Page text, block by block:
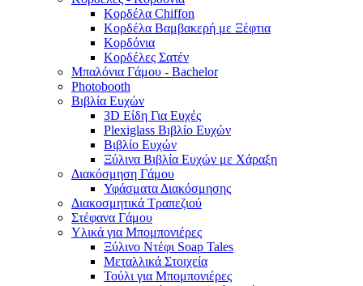
Κορδέλα Chiffon
Κορδέλα Βαμβακερή με Ξέφτια
Κορδόνια
Κορδέλες Σατέν
Μπαλόνια Γάμου - Bachelor
Photobooth
Βιβλία Ευχών
3D Είδη Για Ευχές
Plexiglass Βιβλίο Ευχών
Βιβλίο Ευχών
Ξύλινα Βιβλία Ευχών με Χάραξη
Διακόσμηση Γάμου
Υφάσματα Διακόσμησης
Διακοσμητικά Τραπεζιού
Στέφανα Γάμου
Υλικά για Μπομπονιέρες
Ξύλινο Ντέφι Soap Tales
Μεταλλικά Στοιχεία
Τούλι για Μπομπονιέρες